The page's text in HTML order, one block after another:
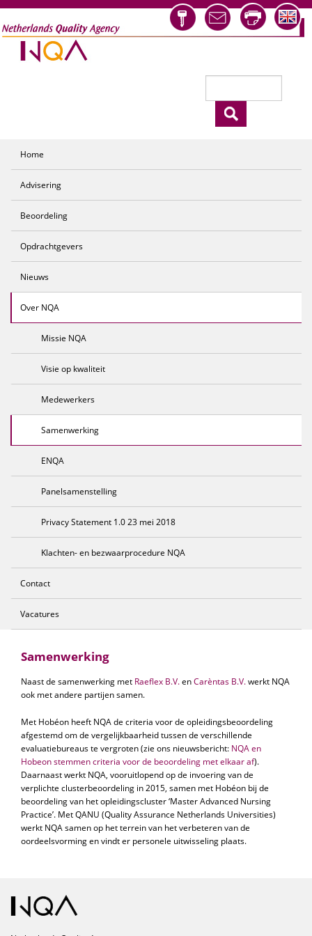
Overslaan en naar de inhoud gaan
Home
Advisering
Beoordeling
Opdrachtgevers
Nieuws
Over NQA
Missie NQA
Visie op kwaliteit
Medewerkers
Samenwerking
ENQA
Panelsamenstelling
Privacy Statement 1.0 23 mei 2018
Klachten- en bezwaarprocedure NQA
Contact
Vacatures
Samenwerking
Naast de samenwerking met Raeflex B.V.enCarèntas B.V.werkt NQA
ook met andere partijen samen.
Met Hobéon heeft NQA de criteria voor de opleidingsbeoordeling
afgestemd om de vergelijkbaarheid tussen de verschillende
evaluatiebureaus te vergroten (zie ons nieuwsbericht: NQA en
Hobeon stemmen criteria voor de beoordeling met elkaar af).
Daarnaast werkt NQA, vooruitlopend op de invoering van de
verplichte clusterbeoordeling in 2015, samen met Hobéon bij de
beoordeling van het opleidingscluster ‘Master Advanced Nursing
Practice’. Met QANU (Quality Assurance Netherlands Universities)
werkt NQA samen op het terrein van het verbeteren van de
oordeelsvorming en vindt er personele uitwisseling plaats.